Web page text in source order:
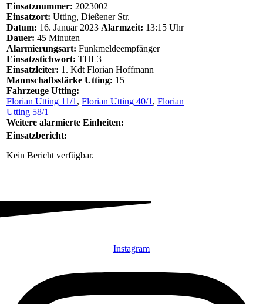
Einsatznummer: 2023002
Einsatzort: Utting, Dießener Str.
Datum: 16. Januar 2023 Alarmzeit: 13:15 Uhr
Dauer: 45 Minuten
Alarmierungsart: Funkmeldeempfänger
Einsatzstichwort: THL3
Einsatzleiter: 1. Kdt Florian Hoffmann
Mannschaftsstärke Utting: 15
Fahrzeuge Utting:
Florian Utting 11/1 , Florian Utting 40/1 , Florian
Utting 58/1
Weitere alarmierte Einheiten:
Einsatzbericht:
Kein Bericht verfügbar.
Instagram